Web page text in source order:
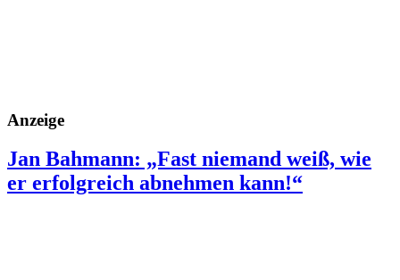
Anzeige
Jan Bahmann: „Fast niemand weiß, wie
er erfolgreich abnehmen kann!“